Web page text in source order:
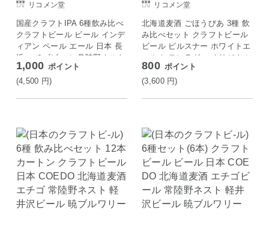
リコメン堂
国産クラフトIPA 6種飲み比べ
クラフトビール ビール インデ
ィアン ペール エール 日本 長
浜 エチゴビール 常陸野ネスト
伊勢角屋麦酒 オラホ ファーイ
ースト
1,000 ポイント
(4,500 円)
リコメン堂
北海道麦酒 ごほうびあ 3種 飲
み比べセット クラフトビール
ビール ピルスナー ホワイトエ
ール レモンラガー オリジナル
北海道産 飲み比べ 300ml 6本
800 ポイント
(3,600 円)